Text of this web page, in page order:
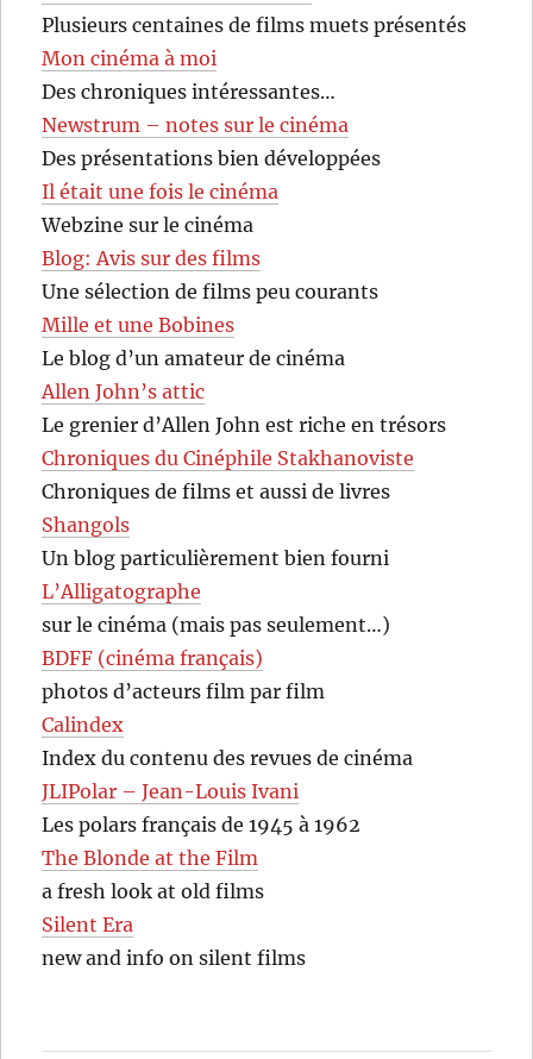
Plusieurs centaines de films muets présentés
Mon cinéma à moi
Des chroniques intéressantes…
Newstrum – notes sur le cinéma
Des présentations bien développées
Il était une fois le cinéma
Webzine sur le cinéma
Blog: Avis sur des films
Une sélection de films peu courants
Mille et une Bobines
Le blog d’un amateur de cinéma
Allen John’s attic
Le grenier d’Allen John est riche en trésors
Chroniques du Cinéphile Stakhanoviste
Chroniques de films et aussi de livres
Shangols
Un blog particulièrement bien fourni
L’Alligatographe
sur le cinéma (mais pas seulement…)
BDFF (cinéma français)
photos d’acteurs film par film
Calindex
Index du contenu des revues de cinéma
JLIPolar – Jean-Louis Ivani
Les polars français de 1945 à 1962
The Blonde at the Film
a fresh look at old films
Silent Era
new and info on silent films